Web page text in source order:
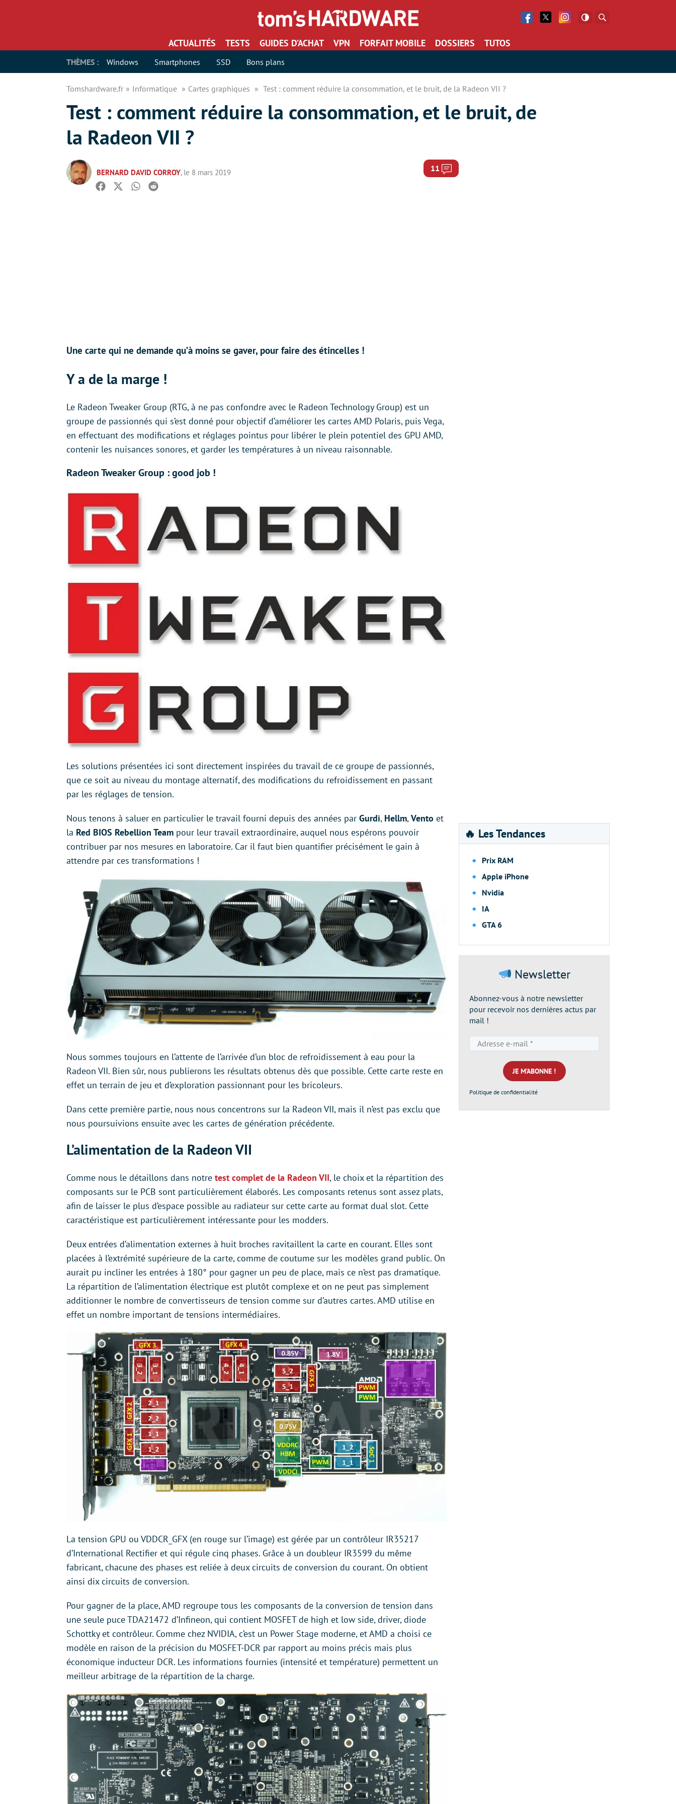
Facebook
Twitter Facebook
ACTUALITÉS TESTS GUIDES D’ACHAT VPN FORFAIT MOBILE DOSSIERS TUTOS
THÈMES : Windows Smartphones SSD Bons plans
Tomshardware.fr Informatique Cartes graphiques Test : comment réduire la consommation, et le bruit, de la Radeon VII ?
Test : comment réduire la consommation, et le bruit, de
la Radeon VII ?
BERNARD DAVID CORROY, le 8 mars 2019 11 Commentaires
Facebook
TwitterWhatsapp
Reddit
Une carte qui ne demande qu’à moins se gaver, pour faire des étincelles !
Y a de la marge !
Le Radeon Tweaker Group (RTG, à ne pas confondre avec le Radeon Technology Group) est un
groupe de passionnés qui s’est donné pour objectif d’améliorer les cartes AMD Polaris, puis Vega,
en effectuant des modifications et réglages pointus pour libérer le plein potentiel des GPU AMD,
contenir les nuisances sonores, et garder les températures à un niveau raisonnable.
Radeon Tweaker Group : good job !
Les solutions présentées ici sont directement inspirées du travail de ce groupe de passionnés,
que ce soit au niveau du montage alternatif, des modifications du refroidissement en passant
par les réglages de tension.
Nous tenons à saluer en particulier le travail fourni depuis des années par Gurdi, Hellm,Vento et
la Red BIOS Rebellion Team pour leur travail extraordinaire, auquel nous espérons pouvoir
contribuer par nos mesures en laboratoire. Car il faut bien quantifier précisément le gain à
attendre par ces transformations !
Nous sommes toujours en l’attente de l’arrivée d’un bloc de refroidissement à eau pour la
Radeon VII. Bien sûr, nous publierons les résultats obtenus dès que possible. Cette carte reste en
effet un terrain de jeu et d’exploration passionnant pour les bricoleurs.
Dans cette première partie, nous nous concentrons sur la Radeon VII, mais il n’est pas exclu que
nous poursuivions ensuite avec les cartes de génération précédente.
L’alimentation de la Radeon VII
Comme nous le détaillons dans notre test complet de la Radeon VII, le choix et la répartition des
composants sur le PCB sont particulièrement élaborés. Les composants retenus sont assez plats,
afin de laisser le plus d’espace possible au radiateur sur cette carte au format dual slot. Cette
caractéristique est particulièrement intéressante pour les modders.
Deux entrées d’alimentation externes à huit broches ravitaillent la carte en courant. Elles sont
placées à l’extrémité supérieure de la carte, comme de coutume sur les modèles grand public. On
aurait pu incliner les entrées à 180° pour gagner un peu de place, mais ce n’est pas dramatique.
La répartition de l’alimentation électrique est plutôt complexe et on ne peut pas simplement
additionner le nombre de convertisseurs de tension comme sur d’autres cartes. AMD utilise en
effet un nombre important de tensions intermédiaires.
La tension GPU ou VDDCR_GFX (en rouge sur l’image) est gérée par un contrôleur IR35217
d’International Rectifier et qui régule cinq phases. Grâce à un doubleur IR3599 du même
fabricant, chacune des phases est reliée à deux circuits de conversion du courant. On obtient
ainsi dix circuits de conversion.
Pour gagner de la place, AMD regroupe tous les composants de la conversion de tension dans
une seule puce TDA21472 d’Infineon, qui contient MOSFET de high et low side, driver, diode
Schottky et contrôleur. Comme chez NVIDIA, c’est un Power Stage moderne, et AMD a choisi ce
modèle en raison de la précision du MOSFET-DCR par rapport au moins précis mais plus
économique inducteur DCR. Les informations fournies (intensité et température) permettent un
meilleur arbitrage de la répartition de la charge.
🔥 Les Tendances
Prix RAM
Apple iPhone
Nvidia
IA
GTA 6
Newsletter
Abonnez-vous à notre newsletter
pour recevoir nos dernières actus par
mail !
e-
mail
*
Politique de confidentialité